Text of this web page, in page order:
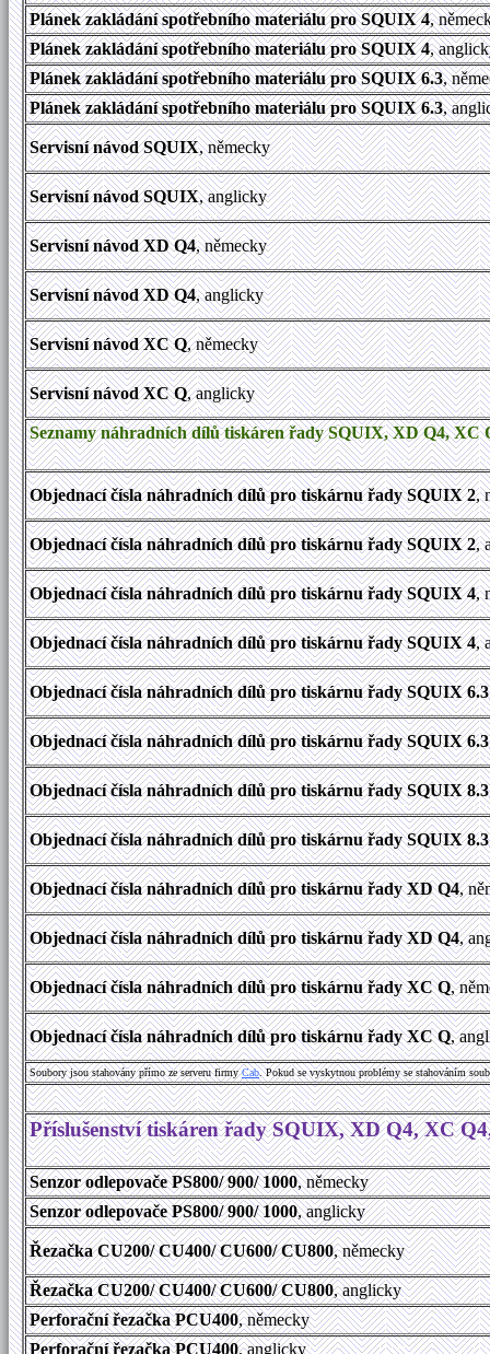
Plánek zakládání spotřebního materiálu pro SQUIX 4,
Plánek zakládání spotřebního materiálu pro SQUIX 4,
Plánek zakládání spotřebního materiálu pro SQUIX 6.3,
Plánek zakládání spotřebního materiálu pro SQUIX 6.3,
Servisní návod SQUIX, německy
Servisní návod SQUIX, anglicky
Servisní návod XD Q4, německy
Servisní návod XD Q4, anglicky
Servisní návod XC Q, německy
Servisní návod XC Q, anglicky
Seznamy náhradních dílů tiskáren řady SQUIX, XD Q4, XC
Objednací čísla náhradních dílů pro tiskárnu řady SQUIX 2,
Objednací čísla náhradních dílů pro tiskárnu řady SQUIX 2,
Objednací čísla náhradních dílů pro tiskárnu řady SQUIX 4,
Objednací čísla náhradních dílů pro tiskárnu řady SQUIX 4,
Objednací čísla náhradních dílů pro tiskárnu řady SQUIX 6.3
Objednací čísla náhradních dílů pro tiskárnu řady SQUIX 6.3
Objednací čísla náhradních dílů pro tiskárnu řady SQUIX 8.3
Objednací čísla náhradních dílů pro tiskárnu řady SQUIX 8.3
Objednací čísla náhradních dílů pro tiskárnu řady XD Q4,
Objednací čísla náhradních dílů pro tiskárnu řady XD Q4,
Objednací čísla náhradních dílů pro tiskárnu řady XC Q,
Objednací čísla náhradních dílů pro tiskárnu řady XC Q,
Soubory jsou stahovány přímo ze serveru firmyCab. Pokud se vyskytnou problémy se stahováním
Příslušenství tiskáren řady SQUIX, XD Q4, XC
Senzor odlepovače PS800/ 900/ 1000, německy
Senzor odlepovače PS800/ 900/ 1000, anglicky
Řezačka CU200/ CU400/ CU600/ CU800, německy
Řezačka CU200/ CU400/ CU600/ CU800, anglicky
Perforační řezačka PCU400, německy
Perforační řezačka PCU400, anglicky